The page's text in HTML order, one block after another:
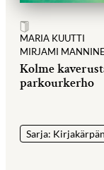
MARIA KUUTTI
MIRJAMI
Kolme
parkourkerho
Sarja: